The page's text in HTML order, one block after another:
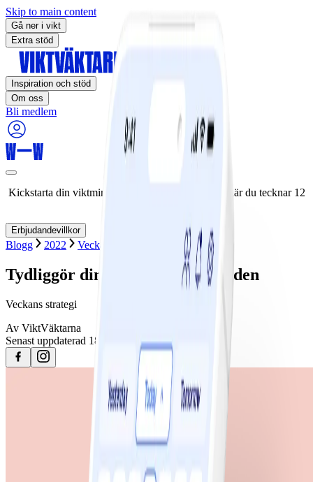
Skip to main content
Gå ner i vikt
Extra stöd
Inspiration och stöd
Om oss
Bli medlem
Kickstarta din viktminskningsresa nu! Spara 50% när du tecknar 12
Erbjudandevillkor
Blogg 2022 Veckans strategi
Tydliggör din intention och följ den
Veckans strategi
Av ViktVäktarna
Senast uppdaterad 18 februari 2024